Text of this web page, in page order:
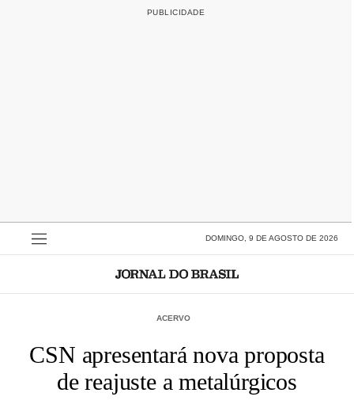
DOMINGO, 9 DE AGOSTO DE 2026
ACERVO
CSN apresentará nova proposta
de reajuste a metalúrgicos